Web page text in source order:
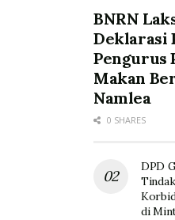
BNRN
Deklarasi
Pengurus
Makan
Namlea
0 SHARES
DPD
di